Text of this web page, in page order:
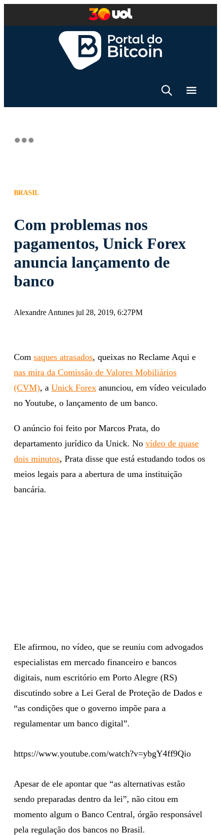
BRASIL
Com problemas nos
pagamentos, Unick Forex
anuncia lançamento de
banco
Alexandre Antunes jul 28, 2019, 6:27PM
Com saques atrasados, queixas no Reclame Aqui e
nas mira da Comissão de Valores Mobiliários
(CVM), a Unick Forex anunciou, em vídeo veiculado
no Youtube, o lançamento de um banco.
O anúncio foi feito por Marcos Prata, do
departamento jurídico da Unick. No vídeo de quase
dois minutos, Prata disse que está estudando todos os
meios legais para a abertura de uma instituição
bancária.
Ele afirmou, no vídeo, que se reuniu com advogados
especialistas em mercado financeiro e bancos
digitais, num escritório em Porto Alegre (RS)
discutindo sobre a Lei Geral de Proteção de Dados e
“as condições que o governo impõe para a
regulamentar um banco digital”.
https://www.youtube.com/watch?v=ybgY4ff9Qio
Apesar de ele apontar que “as alternativas estão
sendo preparadas dentro da lei”, não citou em
momento algum o Banco Central, órgão responsável
pela regulação dos bancos no Brasil.